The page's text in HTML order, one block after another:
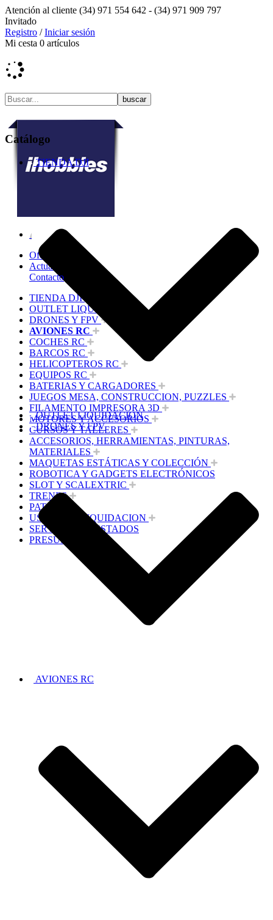
Atención al cliente (34) 971 554 642 - (34) 971 909 797
Invitado
Registro /Iniciar sesión
Mi cesta 0 artículos
Ofertas
Actualidad
Contacto
TIENDA DJI
OUTLET LIQUIDACION
DRONES Y FPV
AVIONES RC
COCHES RC
BARCOS RC
HELICOPTEROS RC
EQUIPOS RC
BATERIAS Y CARGADORES
JUEGOS MESA, CONSTRUCCION, PUZZLES
FILAMENTO IMPRESORA 3D
MOTORES Y ACCESORIOS
CURSOS Y TALLERES
ACCESORIOS, HERRAMIENTAS, PINTURAS,
MATERIALES
MAQUETAS ESTÁTICAS Y COLECCIÓN
ROBOTICA Y GADGETS ELECTRÓNICOS
SLOT Y SCALEXTRIC
TRENES
PATINES
USADOS Y LIQUIDACION
SERVICIOS PRESTADOS
PRESUPUESTOS
Catálogo
TIENDA DJI
OUTLET LIQUIDACION
DRONES Y FPV
AVIONES RC